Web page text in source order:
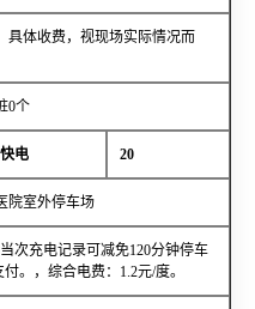
具体收费，视现场实际情况而
0个
快电 20
院室外停车场
次充电记录可减免120分钟停车
。，综合电费：1.2元/度。